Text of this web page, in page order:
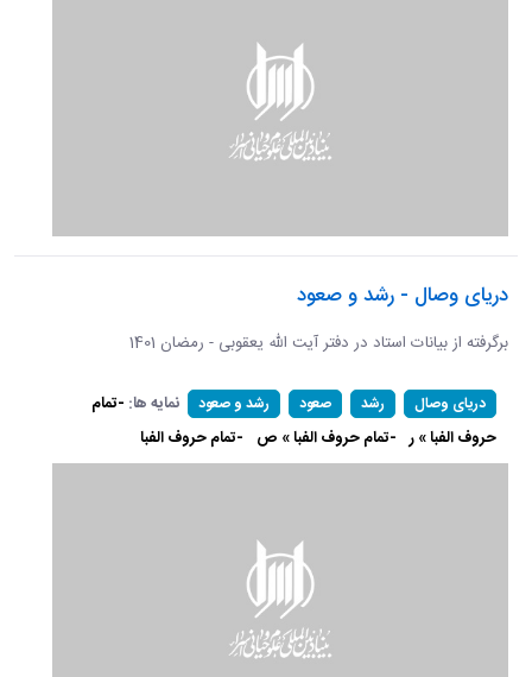
دریای وصال - رشد و صعود
برگرفته از بیانات استاد در دفتر آیت الله یعقوبی - رمضان 1401
دریای وصال رشد صعود رشد و صعود نمایه ها: -تمام
حروف الفبا » ر -تمام حروف الفبا » ص -تمام حروف الفبا